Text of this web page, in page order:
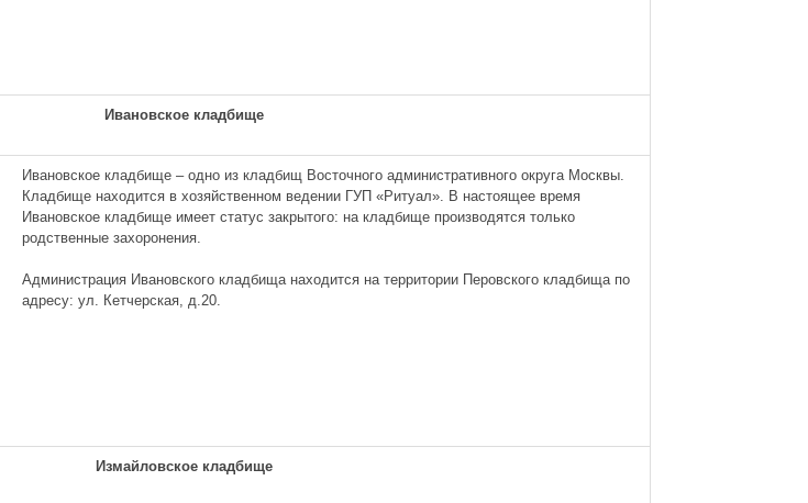
Ивановское кладбище
Ивановское кладбище – одно из кладбищ Восточного административного округа Москвы.
Кладбище находится в хозяйственном ведении ГУП «Ритуал». В настоящее время
Ивановское кладбище имеет статус закрытого: на кладбище производятся только
родственные захоронения.
Администрация Ивановского кладбища находится на территории Перовского кладбища по
адресу: ул. Кетчерская, д.20.
Измайловское кладбище